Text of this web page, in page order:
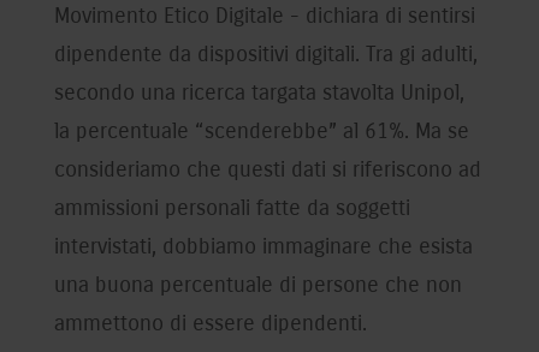
Movimento Etico Digitale - dichiara di sentirsi
dipendente da dispositivi digitali. Tra gi adulti,
secondo una ricerca targata stavolta Unipol,
la percentuale “scenderebbe” al 61%. Ma se
consideriamo che questi dati si riferiscono ad
ammissioni personali fatte da soggetti
intervistati, dobbiamo immaginare che esista
una buona percentuale di persone che non
ammettono di essere dipendenti.